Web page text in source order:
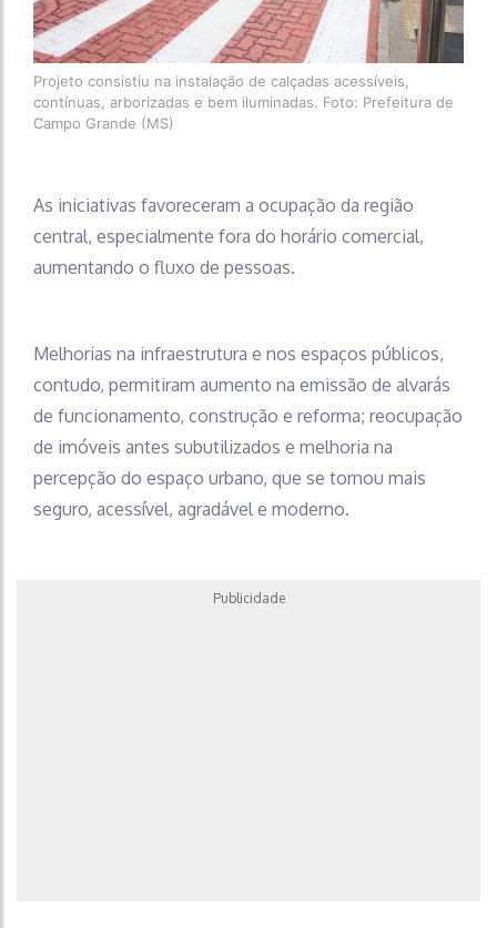
Projeto consistiu na instalação de calçadas acessíveis,
contínuas, arborizadas e bem iluminadas. Foto: Prefeitura de
Campo Grande (MS)
As iniciativas favoreceram a ocupação da região
central, especialmente fora do horário comercial,
aumentando o fluxo de pessoas.
Melhorias na infraestrutura e nos espaços públicos,
contudo, permitiram aumento na emissão de alvarás
de funcionamento, construção e reforma; reocupação
de imóveis antes subutilizados e melhoria na
percepção do espaço urbano, que se tornou mais
seguro, acessível, agradável e moderno.
Publicidade